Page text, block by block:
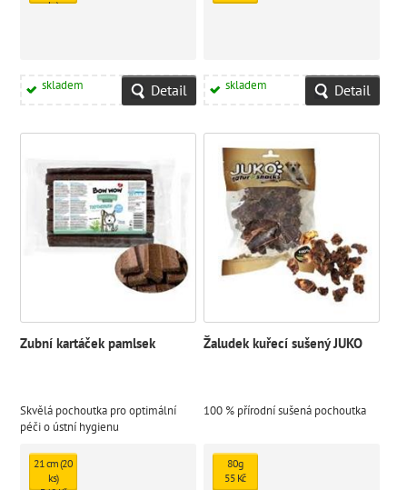
ks)
skladem Detail skladem Detail
Zubní kartáček pamlsek
Skvělá pochoutka pro optimální
péči o ústní hygienu
21 cm (20
ks)
Žaludek kuřecí sušený JUKO
100 % přírodní sušená pochoutka
80g
55 Kč